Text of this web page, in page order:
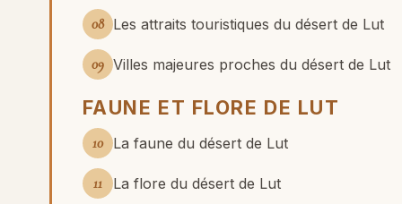
08 Les attraits touristiques du désert de Lut
09 Villes majeures proches du désert de Lut
FAUNE ET FLORE DE LUT
10 La faune du désert de Lut
11 La flore du désert de Lut